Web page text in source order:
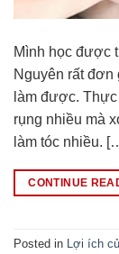
Mình học được
Nguyên rất đơn
làm được.
rụng nhiều mà
làm tóc nhiều.
CONTINUE
Posted in Lợi ích